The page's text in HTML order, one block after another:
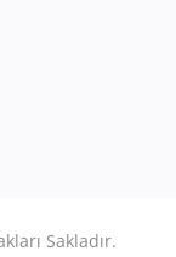
Sakladır.